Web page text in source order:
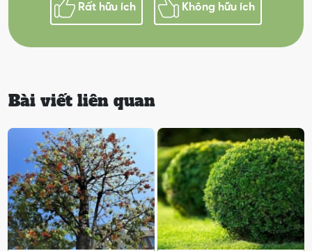
Rất hữu ích Không hữu ích
Bài viết liên quan